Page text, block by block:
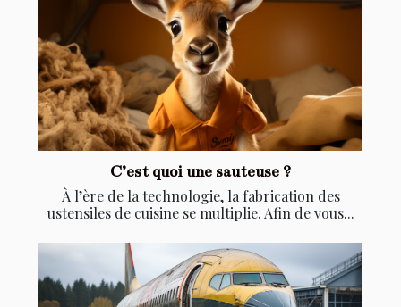
C’est quoi une sauteuse ?
À l’ère de la technologie, la fabrication des
ustensiles de cuisine se multiplie. Afin de vous...